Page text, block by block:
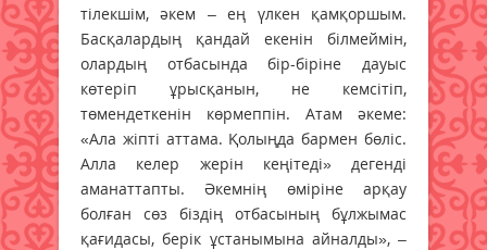
тілекшім, әкем – ең үлкен қамқоршым.
Басқалардың қандай екенін білмеймін,
олардың отбасында бір-біріне дауыс
көтеріп ұрысқанын, не кемсітіп,
төмендеткенін көрмеппін. Атам әкеме:
«Ала жіпті аттама. Қолыңда бармен бөліс.
Алла келер жерін кеңітеді» дегенді
аманаттапты. Әкемнің өміріне арқау
болған сөз біздің отбасының бұлжымас
қағидасы, берік ұстанымына айналды», –